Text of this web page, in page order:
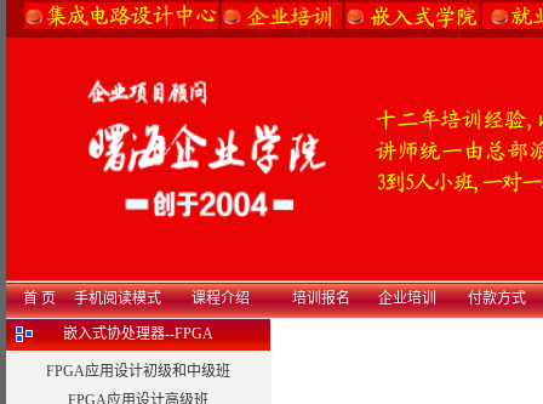
首 页 手机阅读模式 课程介绍 培训报名 企业培训 付款方式
嵌入式协处理器--FPGA
FPGA应用设计初级和中级班
FPGA应用设计高级班